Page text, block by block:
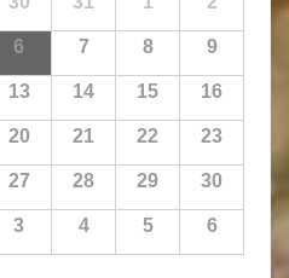
6 7 8 9
13 14 15 16
20 21 22 23
27 28 29 30
3 4 5 6